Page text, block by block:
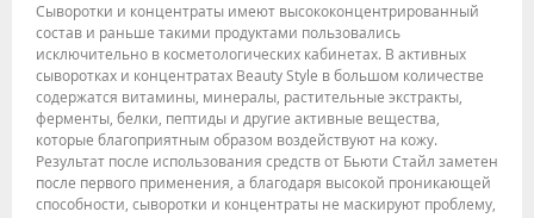
Сыворотки и концентраты имеют высококонцентрированный
состав и раньше такими продуктами пользовались
исключительно в косметологических кабинетах. В активных
сыворотках и концентратах Beauty Style в большом количестве
содержатся витамины, минералы, растительные экстракты,
ферменты, белки, пептиды и другие активные вещества,
которые благоприятным образом воздействуют на кожу.
Результат после использования средств от Бьюти Стайл заметен
после первого применения, а благодаря высокой проникающей
способности, сыворотки и концентраты не маскируют проблему,